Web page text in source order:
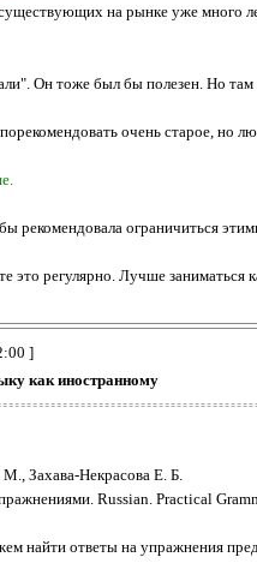
на рынке уже много
Он тоже был бы полезен. Но там
очень старое, но
рекомендовала ограничиться
это регулярно. Лучше
]
как иностранному
Захава-Некрасова Е. Б.
Russian. Practical
ответы на упражнения